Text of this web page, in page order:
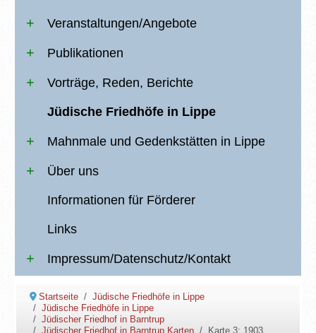
Veranstaltungen/Angebote
Publikationen
Vorträge, Reden, Berichte
Jüdische Friedhöfe in Lippe
Mahnmale und Gedenkstätten in Lippe
Über uns
Informationen für Förderer
Links
Impressum/Datenschutz/Kontakt
Startseite
Jüdische Friedhöfe in Lippe
Jüdische Friedhöfe in Lippe
Jüdischer Friedhof in Barntrup
Jüdischer Friedhof in Barntrup Karten
Karte 3: 1903